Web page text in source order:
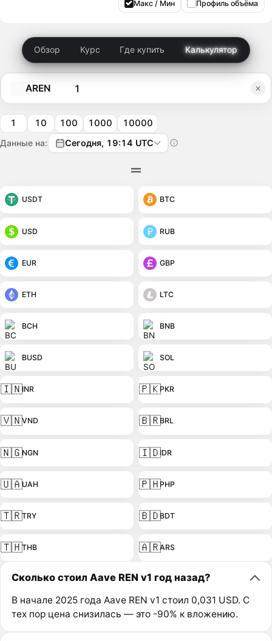
Макс / Мин Профиль объёма
Обзор Курс Где купить Калькулятор
AREN
1 10 100 1000 10000
Данные на: Сегодня, 19:14 UTC
USDT BTC
USD RUB
EUR GBP
ETH LTC
BCH BNB
BUSD SOL
🇮🇳INR 🇵🇰PKR
🇻🇳VND 🇧🇷BRL
🇳🇬NGN 🇮🇩IDR
🇺🇦UAH 🇵🇭PHP
🇹🇷TRY 🇧🇩BDT
🇹🇭THB 🇦🇷ARS
Сколько стоил Aave REN v1 год назад?
В начале 2025 года Aave REN v1 стоил 0,031 USD. С
тех пор цена снизилась — это -90% к вложению.